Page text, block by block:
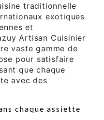
traditionnelle
exotiques
et
Artisan Cuisinier
vaste gamme de
pour satisfaire
que chaque
avec des
chaque assiette